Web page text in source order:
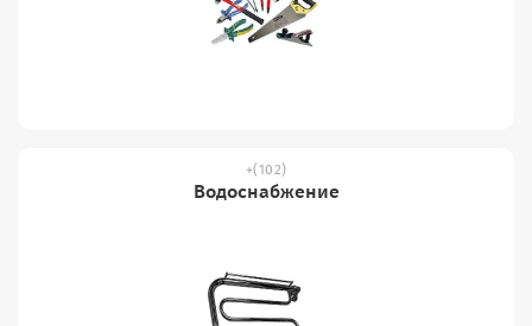
(102)
Водоснабжение